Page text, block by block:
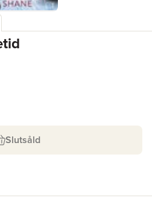
Slutsåld